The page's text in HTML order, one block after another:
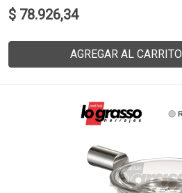
$ 78.926,34
AGREGAR AL CARRITO